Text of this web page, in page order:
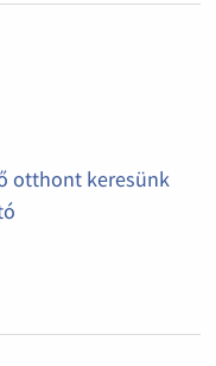
otthont keresünk